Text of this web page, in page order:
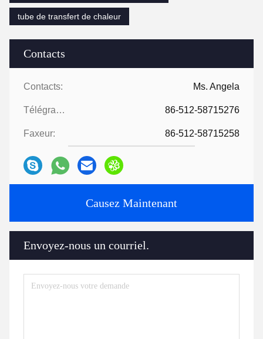
Contacts
Contacts: Ms. Angela
Télégramme: 86-512-58715276
Faxeur: 86-512-58715258
Causez Maintenant
Envoyez-nous un courriel.
tube de transfert de chaleur